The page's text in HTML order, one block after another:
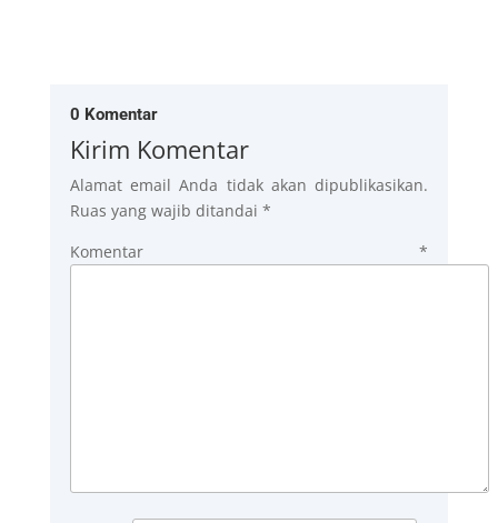
0 Komentar
Kirim Komentar
Alamat email Anda tidak akan dipublikasikan.
Ruas yang wajib ditandai *
Komentar*